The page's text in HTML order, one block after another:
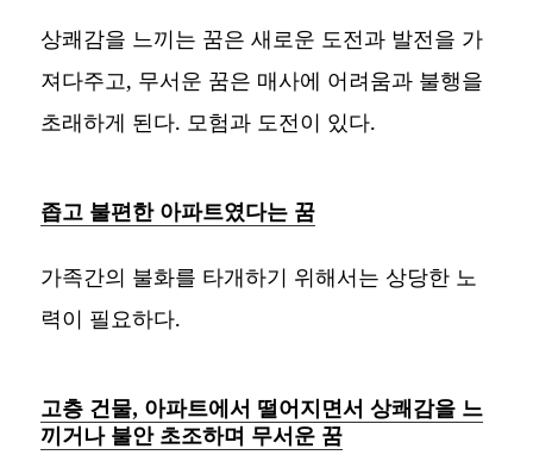
상쾌감을 느끼는 꿈은 새로운 도전과 발전을 가
져다주고, 무서운 꿈은 매사에 어려움과 불행을
초래하게 된다. 모험과 도전이 있다.
좁고 불편한 아파트였다는 꿈
가족간의 불화를 타개하기 위해서는 상당한 노
력이 필요하다.
고층 건물, 아파트에서 떨어지면서 상쾌감을 느
끼거나 불안 초조하며 무서운 꿈